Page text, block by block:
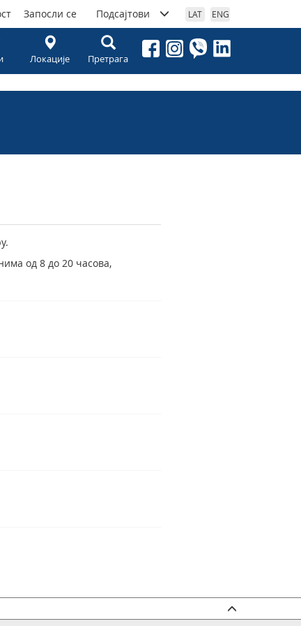
Локације Претрага
Запосли се Подсајтови LAT ENG
од 8 до 20 часова,